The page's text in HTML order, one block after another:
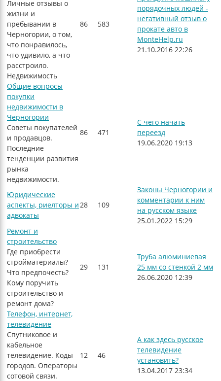
Личные отзывы о
жизни и
пребывании в
Черногории, о том,
что понравилось,
что удивило, а что
расстроило.
86 583
порядочных людей -
негативный отзыв о
прокате авто в
MonteHelp.ru
21.10.2016 22:26
Недвижимость
Общие вопросы
покупки
недвижимости в
Черногории
Советы покупателей
и продавцов.
Последние
тенденции развития
рынка
недвижимости.
86 471
С чего начать
переезд
19.06.2020 19:13
Юридические
аспекты, риелторы и
адвокаты
28 109
Законы Черногории и
комментарии к ним
на русском языке
25.01.2022 15:29
Ремонт и
строительство
Где приобрести
стройматериалы?
Что предпочесть?
Кому поручить
строительство и
ремонт дома?
29 131
Труба алюминиевая
25 мм со стенкой 2 мм
26.06.2020 12:39
Телефон, интернет,
телевидение
Спутниковое и
кабельное
телевидение. Коды
городов. Операторы
сотовой связи.
12 46
А как здесь русское
телевидение
установить?
13.04.2017 23:34